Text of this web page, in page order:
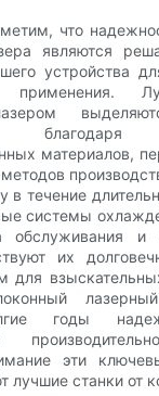
что
являются
устройства
применения.
благодаря
материалов,
в течение
системы
обслуживания и
их
годы
эти
лучшие станки от